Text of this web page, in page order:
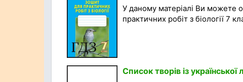
У даному матеріалі Ви можете
практичних робіт з біології 7
Список творів із